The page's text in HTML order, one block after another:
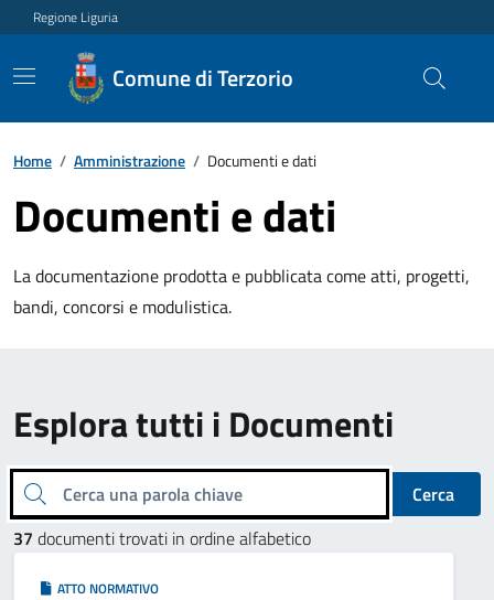
Regione Liguria
Comune di Terzorio
Home / Amministrazione / Documenti e dati
Documenti e dati
La documentazione prodotta e pubblicata come atti, progetti,
bandi, concorsi e modulistica.
Esplora tutti i Documenti
Cerca una parola chiave
Cerca
37 documenti trovati in ordine alfabetico
ATTO NORMATIVO